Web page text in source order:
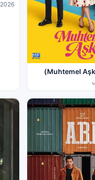
2026 · 6 شخص